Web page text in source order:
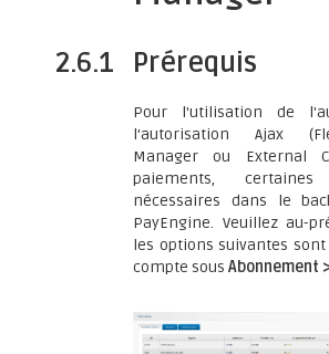
2.6.1 Prérequis
Pour l'utilisation de
l'autorisation Ajax
Manager ou External
paiements,
nécessaires dans le
PayEngine. Veuillez au-
les options suivantes
compte sous Abonnement